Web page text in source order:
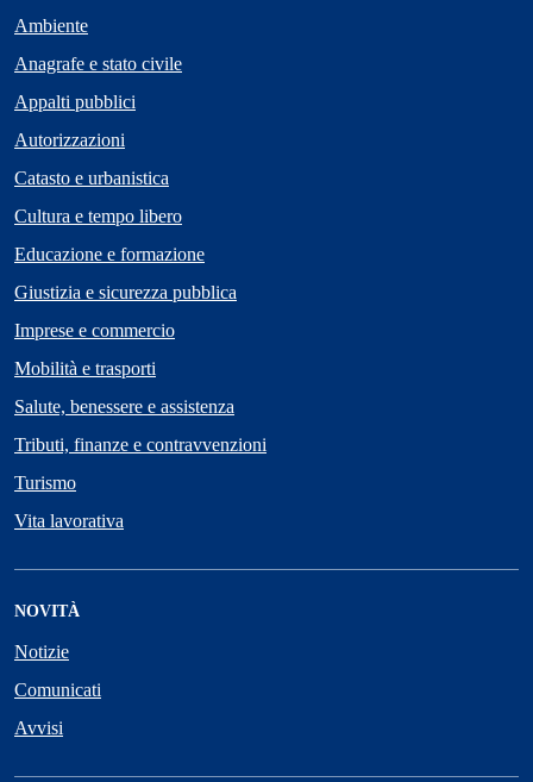
Ambiente
Anagrafe e stato civile
Appalti pubblici
Autorizzazioni
Catasto e urbanistica
Cultura e tempo libero
Educazione e formazione
Giustizia e sicurezza pubblica
Imprese e commercio
Mobilità e trasporti
Salute, benessere e assistenza
Tributi, finanze e contravvenzioni
Turismo
Vita lavorativa
NOVITÀ
Notizie
Comunicati
Avvisi